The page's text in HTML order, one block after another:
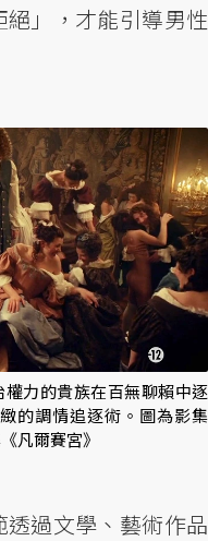
」，才能引導男性
力的貴族在百無聊賴中逐
的調情追逐術。圖為影集
凡爾賽宮》
過文學、藝術作品